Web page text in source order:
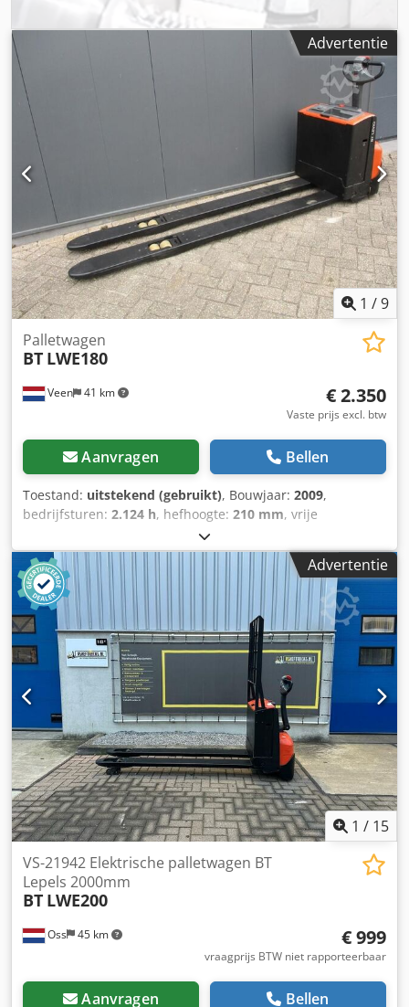
Advertentie
1 /9
Veen 41 km
Palletwagen
BT LWE180
€ 2.350
Vaste prijs excl. btw
Aanvragen Bellen
Toestand: uitstekend (gebruikt), Bouwjaar: 2009,
bedrijfsturen: 2.124 h, hefhoogte: 210 mm, vrije
, brandstoftype:
2.350 mm, vorkbreedte:550 mm, totale hoogte:1.300 mm,
kleur:overig
, GVW: 610 kg Hefcapaciteit: 1.800 kg
Werkhoogte: 130 cm Cedozrmr Iepfx Agmorf VORKMAAT
2350 X 550 MM, Voor vervoer van meerdere pallets tegelijk.
Nieuwe batterijcellen 24V 3PzB 225Ah met vulsysteem,
220V hoogfrequent ader, NIEUWE wielen, Tandem
vorkwielen, BT TOYOTA LWE 180, In Nederland garantie
machine en batterij 3 maanden.
Advertentie
1 / 15
Oss 45 km
VS-21942 Elektrische palletwagen BT
Lepels 2000mm
BT LWE200
€ 999
vraagprijs BTW niet rapporteerbaar
Aanvragen Bellen